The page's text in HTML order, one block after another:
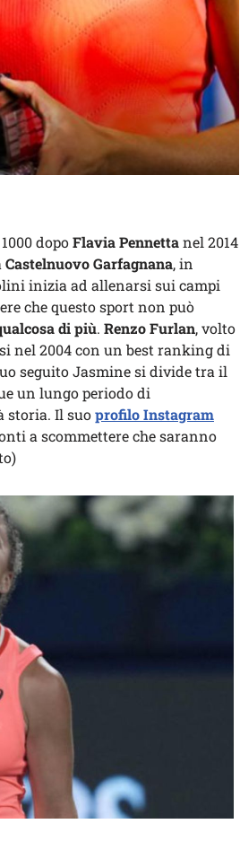
dopoFlavia Pennettanel 2014
Castelnuovo Garfagnana, in
inizia ad allenarsi sui campi
che questo sport non può
di più. Renzo Furlan, volto
nel 2004 con un best ranking di
seguito Jasmine si divide tra il
un lungo periodo di
storia. Il suoprofilo Instagram
a scommettere che saranno